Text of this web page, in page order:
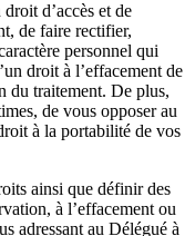
d’accès et de
de faire rectifier,
personnel qui
droit à l’effacement de
du traitement. De plus,
de vous opposer au
à la portabilité de vos
ainsi que définir des
à l’effacement ou
adressant au Délégué à